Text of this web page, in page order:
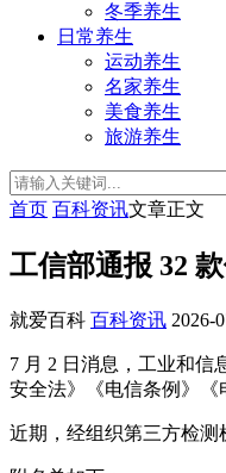
冬季养生
日常养生
运动养生
名家养生
美食养生
旅游养生
首页 百科资讯文章正文
工信部通报 32
就爱百科 百科资讯 2026-
7 月 2 日消息，工业和信
安全法》《电信条例》《
近期，经组织第三方检测